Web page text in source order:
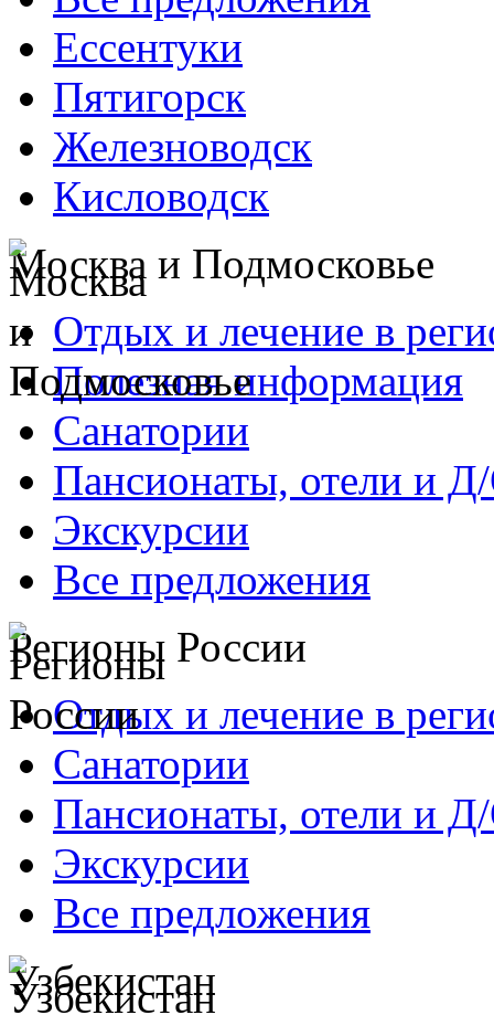
Ессентуки
Пятигорск
Железноводск
Кисловодск
Москва и Подмосковье
Отдых и лечение в
Полезная информация
Санатории
Пансионаты, отели и
Экскурсии
Все предложения
Регионы России
Отдых и лечение в
Санатории
Пансионаты, отели и
Экскурсии
Все предложения
Узбекистан